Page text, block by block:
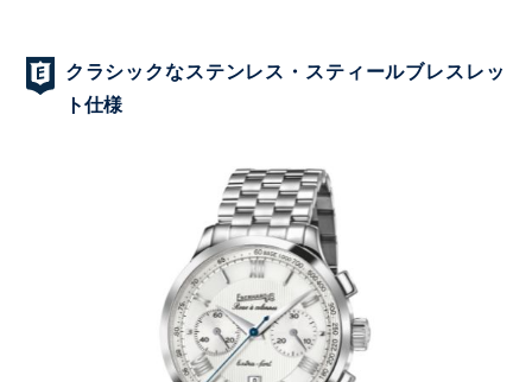
クラシックなステンレス・スティールブレスレッ
ト仕様